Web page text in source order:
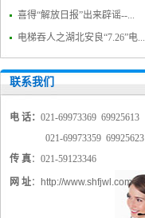
喜得“解放日报”出来辟谣--...
电梯吞人之湖北安良“7.26”电...
联系我们
电 话： 021-69973369 69925613
021-69973359 69925623
传 真：021-59123346
网 址： http://www.shfjwl.com